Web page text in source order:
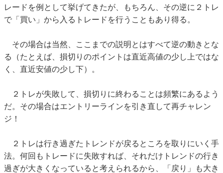
レードを例として挙げてきたが、もちろん、その逆に２トレ
で「買い」から入るトレードを行うこともあり得る。
その場合は当然、ここまでの説明とはすべて逆の動きとな
る（たとえば、損切りのポイントは直近高値の少し上ではな
く、直近安値の少し下）。
２トレが失敗して、損切りに終わることは頻繁にあるよう
だ。その場合はエントリーラインを引き直して再チャレン
ジ！
２トレは行き過ぎたトレンドが戻るところを取りにいく手
法。何回もトレードに失敗すれば、それだけトレンドの行き
過ぎが大きくなっていると考えられるから、「戻り」も大き